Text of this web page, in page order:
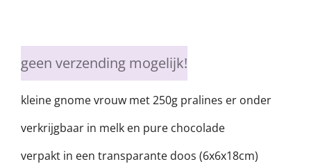
geen verzending mogelijk!
kleine gnome vrouw met 250g pralines er onder
verkrijgbaar in melk en pure chocolade
verpakt in een transparante doos (6x6x18cm)